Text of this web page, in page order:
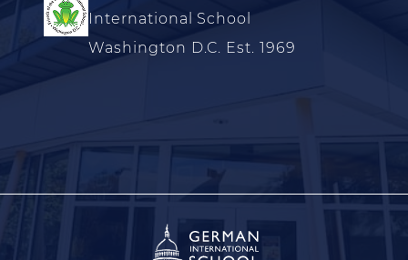
International School
Washington D.C. Est. 1969